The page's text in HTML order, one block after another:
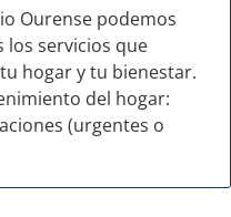
Ourense podemos
servicios que
hogar y tu bienestar.
del hogar:
(urgentes o